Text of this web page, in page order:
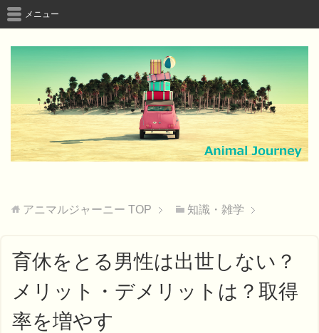
メニュー
アニマルジャーニー TOP 知識・雑学
育休をとる男性は出世しない？
メリット・デメリットは？取得
率を増やす